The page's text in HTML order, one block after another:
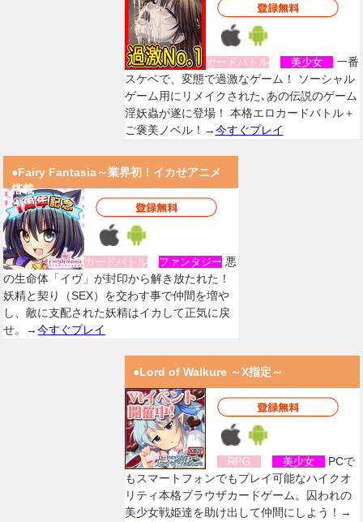
カードバトル 美少女
一番
スケベで、変態で過激なゲーム！ ソーシャル
ゲーム用にリメイクされた､あの伝説のゲーム
淫妖蟲が遂に登場！ 本格エロカードバトル＋
ご褒美ノベル！→今すぐプレイ
●Fairy Fantasia～業界初！イカせアニメ
搭載
カードバトル ファンタジー 悪
の生命体「イヴ」が封印から解き放たれた！
妖精と契り（SEX）を交わす事で仲間を増や
し、敵に支配された妖精はイカして正気に戻
せ。→今すぐプレイ
●Lord of Walkure ～X指定～
RPG 美少女
PCで
もスマートフォンでもプレイ可能なハイクオ
リティ本格ブラウザカードゲーム。囚われの
美少女戦姫達を助け出して仲間にしよう！→